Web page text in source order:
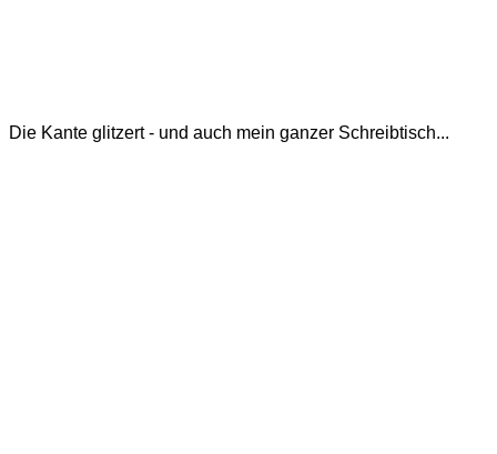
Die Kante glitzert - und auch mein ganzer Schreibtisch...